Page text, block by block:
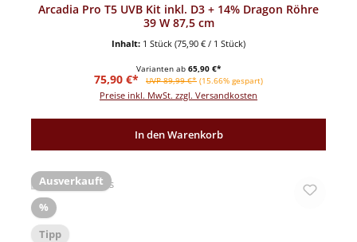
Arcadia Pro T5 UVB Kit inkl. D3 + 14% Dragon Röhre
39 W 87,5 cm
Inhalt: 1 Stück (75,90 € / 1 Stück)
Varianten ab 65,90 €*
Verkaufspreis:
75,90 €* Regulärer Preis:
UVP 89,99 €* (15.66% gespart)
Preise inkl. MwSt. zzgl. Versandkosten
In den Warenkorb
Ausverkauft
%Rabatt
Tipp